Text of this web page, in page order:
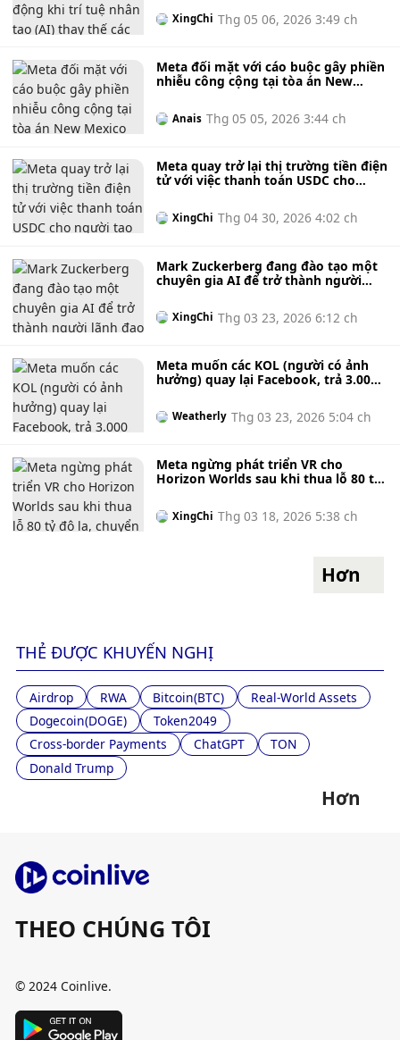
cuộc cải tổ triệt để.
XingChi Thg 05 06, 2026 3:49 ch
Meta đối mặt với cáo buộc gây phiền
nhiễu công cộng tại tòa án New
đô la và yêu cầu cải tổ lớn đối với
Facebook và Instagram nhằm đảm
Anais Thg 05 05, 2026 3:44 ch
Meta quay trở lại thị trường tiền điện
tử với việc thanh toán USDC cho
của Diem.
XingChi Thg 04 30, 2026 4:02 ch
Mark Zuckerberg đang đào tạo một
chuyên gia AI để trở thành người
XingChi Thg 03 23, 2026 6:12 ch
Meta muốn các KOL (người có ảnh
hưởng) quay lại Facebook, trả 3.000
tiền dễ dàng.
Weatherly Thg 03 23, 2026 5:04 ch
Meta ngừng phát triển VR cho
Horizon Worlds sau khi thua lỗ 80 tỷ
game di động.
XingChi Thg 03 18, 2026 5:38 ch
Hơn
THẺ ĐƯỢC KHUYẾN NGHỊ
Airdrop RWA Bitcoin(BTC)
Real-World Assets
Dogecoin(DOGE)
Token2049
Cross-border Payments
ChatGPT
TON
Donald Trump
Hơn
THEO CHÚNG TÔI
© 2024 Coinlive.